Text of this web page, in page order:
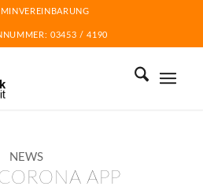
03453 / 4190
NEWS
APP